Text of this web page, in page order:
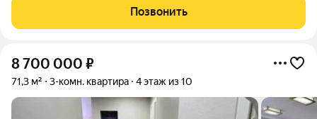
семьи, ценящей комфорт, безопасность и удобную локацию.
Плюсы квартиры:
Позвонить
8 700 000 ₽
71,3 м² 3-комн. квартира 4 этаж из 10